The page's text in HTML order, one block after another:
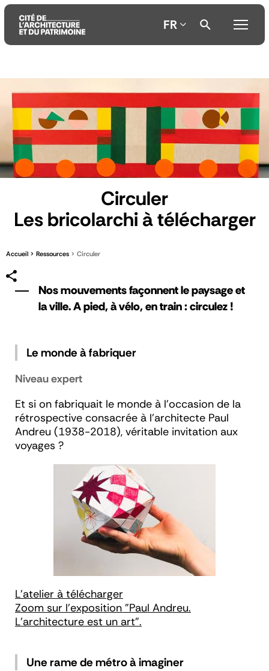
Aller
contenu
principal
Aller
menu
principal
Aller
recherche
FR
Circuler
Les bricolarchi à télécharger
Accueil Ressources Circuler
Nos mouvements façonnent le paysage et
la ville. A pied, à vélo, en train : circulez !
Le monde à fabriquer
Niveau expert
Et si on fabriquait le monde à l’occasion de la
rétrospective consacrée à l’architecte Paul
Andreu (1938-2018), véritable invitation aux
voyages ?
L'atelier à télécharger
Zoom sur l'exposition "Paul Andreu.
L'architecture est un art".
Une rame de métro à imaginer